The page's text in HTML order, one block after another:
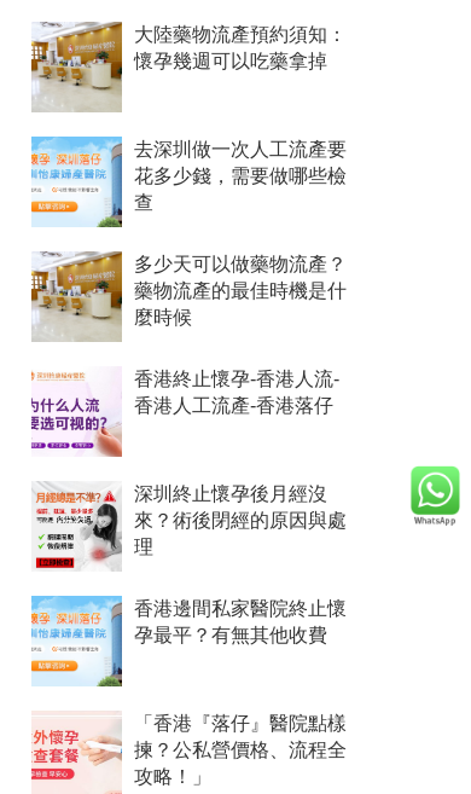
大陸藥物流產預約須知：
懷孕幾週可以吃藥拿掉
去深圳做一次人工流產要
花多少錢，需要做哪些檢
查
多少天可以做藥物流產？
藥物流產的最佳時機是什
麼時候
香港終止懷孕-香港人流-
香港人工流產-香港落仔
深圳終止懷孕後月經沒
來？術後閉經的原因與處
理
香港邊間私家醫院終止懷
孕最平？有無其他收費
「香港『落仔』醫院點樣
揀？公私營價格、流程全
攻略！」